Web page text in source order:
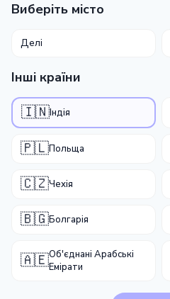
Виберіть місто
Делі
Інші країни
🇮🇳Індія
🇵🇱Польща
🇨🇿Чехія
🇧🇬Болгарія
🇦🇪Об'єднані Арабські
Емірати